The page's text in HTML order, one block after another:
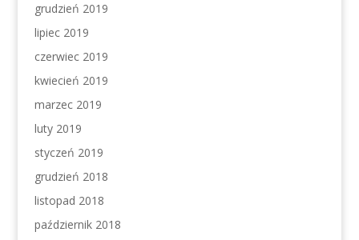
grudzień 2019
lipiec 2019
czerwiec 2019
kwiecień 2019
marzec 2019
luty 2019
styczeń 2019
grudzień 2018
listopad 2018
październik 2018